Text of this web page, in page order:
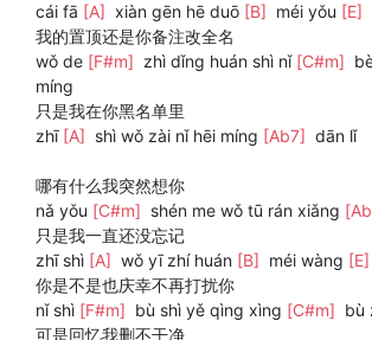
cái fā [A] xiàn gēn hē duō [B] méi yǒu [E]
我的置顶还是你备注改全名
wǒ de [F#m] zhì dǐng huán shì nǐ [C#m]
míng
只是我在你黑名单里
zhī [A] shì wǒ zài nǐ hēi míng [Ab7] dān lǐ
哪有什么我突然想你
nǎ yǒu [C#m] shén me wǒ tū rán xiǎng
只是我一直还没忘记
zhī shì [A] wǒ yī zhí huán [B] méi wàng [E]
你是不是也庆幸不再打扰你
nǐ shì [F#m] bù shì yě qìng xìng [C#m] bù
可是回忆我删不干净